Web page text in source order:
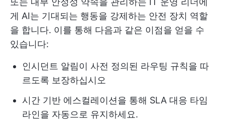
게 AI는 기대되는 행동을 강제하는 안전 장치 역할
을 합니다. 이를 통해 다음과 같은 이점을 얻을 수
있습니다:
인시던트 알림이 사전 정의된 라우팅 규칙을 따
르도록 보장하십시오
시간 기반 에스컬레이션을 통해 SLA 대응 타임
라인을 자동으로 유지하세요.